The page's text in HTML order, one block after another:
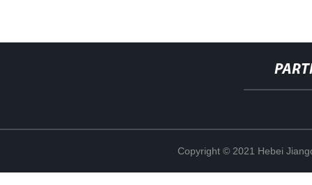
Copyright © 2021 Hebei